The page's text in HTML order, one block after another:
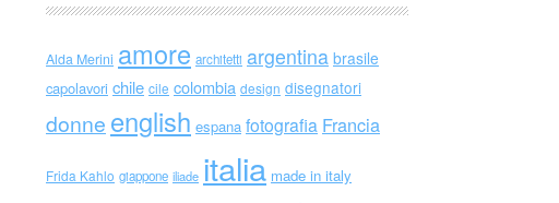
Alda Merini amore architetti argentina brasile
capolavori chile cile colombia design disegnatori
donne english espana fotografia Francia
Frida Kahlo giappone iliade italia made in italy